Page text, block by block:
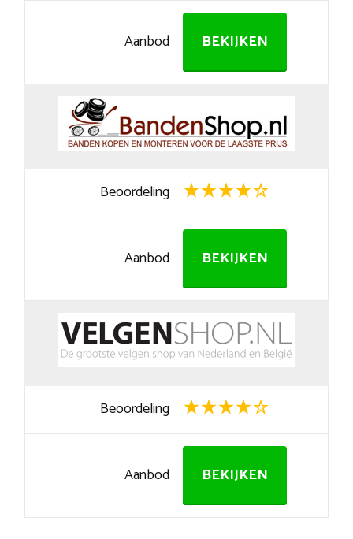
Aanbod BEKIJKEN
Beoordeling
Aanbod BEKIJKEN
Beoordeling
Aanbod BEKIJKEN